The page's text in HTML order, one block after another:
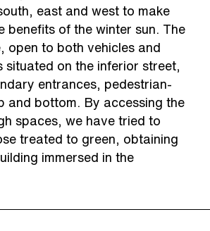
east and west to make
benefits of the winter sun. The
open to both vehicles and
situated on the inferior street,
entrances, pedestrian-
and bottom. By accessing the
spaces, we have tried to
treated to green, obtaining
immersed in the